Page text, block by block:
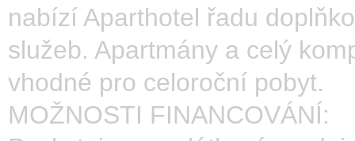
nabízí Aparthotel řadu
služeb. Apartmány a celý
vhodné pro celoroční pobyt.
MOŽNOSTI FINANCOVÁNÍ: